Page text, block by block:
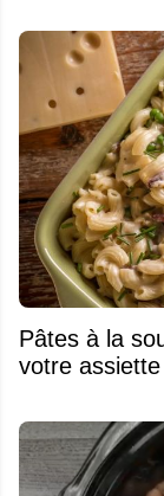
Pâtes à la
votre assiette